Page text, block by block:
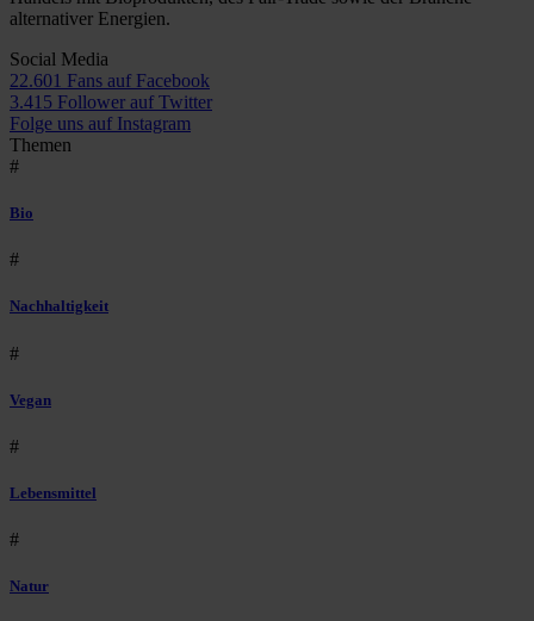
alternativer Energien.
Social Media
22.601 Fans auf Facebook
3.415 Follower auf Twitter
Folge uns auf Instagram
Themen
#
Bio
#
Nachhaltigkeit
#
Vegan
#
Lebensmittel
#
Natur